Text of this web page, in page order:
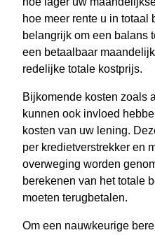
hoe meer rente u in totaal
belangrijk om een balans
een betaalbaar
redelijke totale kostprijs.
Bijkomende kosten zoals
kunnen ook invloed
kosten van uw lening.
per kredietverstrekker en
overweging worden
berekenen van het totale
moeten terugbetalen.
Om een nauwkeurige